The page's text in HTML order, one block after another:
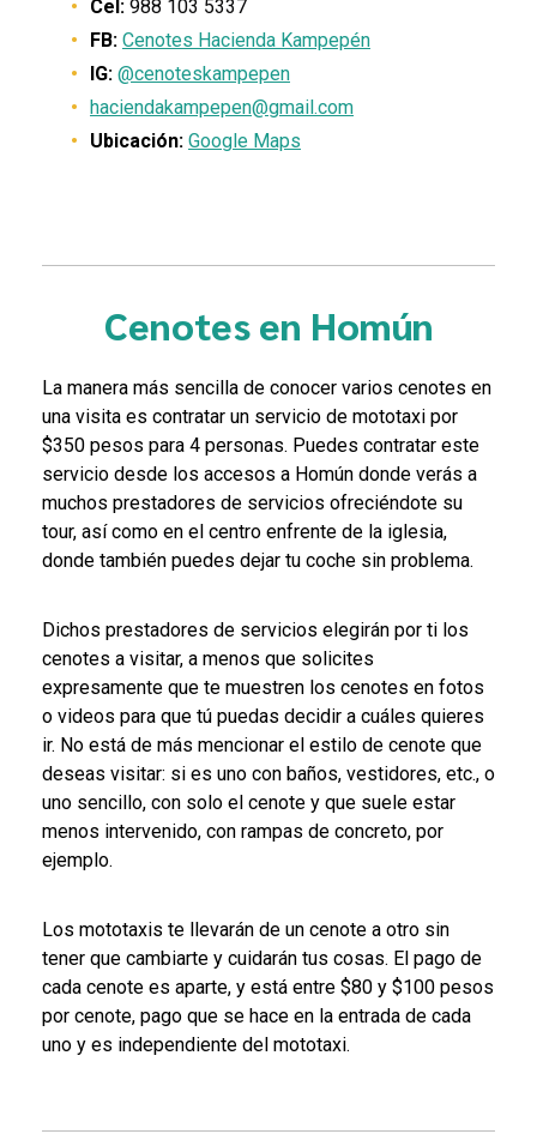
Cel: 988 103 5337
FB: Cenotes Hacienda Kampepén
IG: @cenoteskampepen
haciendakampepen@gmail.com
Ubicación: Google Maps
Cenotes en Homún
La manera más sencilla de conocer varios cenotes en
una visita es contratar un servicio de mototaxi por
$350 pesos para 4 personas. Puedes contratar este
servicio desde los accesos a Homún donde verás a
muchos prestadores de servicios ofreciéndote su
tour, así como en el centro enfrente de la iglesia,
donde también puedes dejar tu coche sin problema.
Dichos prestadores de servicios elegirán por ti los
cenotes a visitar, a menos que solicites
expresamente que te muestren los cenotes en fotos
o videos para que tú puedas decidir a cuáles quieres
ir. No está de más mencionar el estilo de cenote que
deseas visitar: si es uno con baños, vestidores, etc., o
uno sencillo, con solo el cenote y que suele estar
menos intervenido, con rampas de concreto, por
ejemplo.
Los mototaxis te llevarán de un cenote a otro sin
tener que cambiarte y cuidarán tus cosas. El pago de
cada cenote es aparte, y está entre $80 y $100 pesos
por cenote, pago que se hace en la entrada de cada
uno y es independiente del mototaxi.